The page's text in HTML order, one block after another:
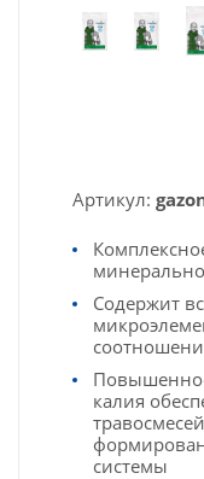
Артикул:
Содержит
калия
системы